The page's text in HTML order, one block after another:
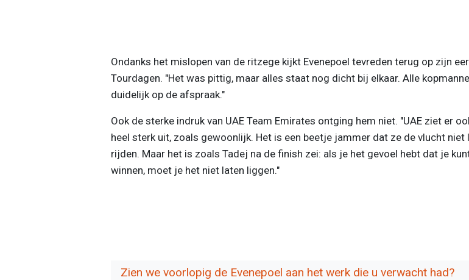
Ondanks het mislopen van de ritzege kijkt Evenepoel tevreden terug op zijn
Tourdagen. "Het was pittig, maar alles staat nog dicht bij elkaar. Alle
duidelijk op de afspraak."
Ook de sterke indruk van UAE Team Emirates ontging hem niet. "UAE ziet er
heel sterk uit, zoals gewoonlijk. Het is een beetje jammer dat ze de vlucht niet
rijden. Maar het is zoals Tadej na de finish zei: als je het gevoel hebt dat je
winnen, moet je het niet laten liggen."
Zien we voorlopig de Evenepoel aan het werk die u verwacht had?